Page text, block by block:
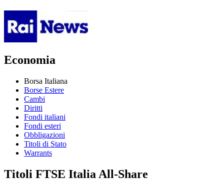
Economia
Borsa Italiana
Borse Estere
Cambi
Diritti
Fondi italiani
Fondi esteri
Obbligazioni
Titoli di Stato
Warrants
Titoli FTSE Italia All-Share